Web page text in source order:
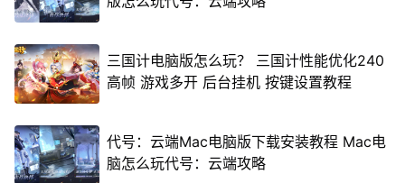
三国计电脑版怎么玩？ 三国计性能优化240
高帧 游戏多开 后台挂机 按键设置教程
代号：云端Mac电脑版下载安装教程 Mac电
脑怎么玩代号：云端攻略